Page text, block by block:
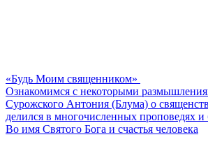
«Будь Моим священником»
Ознакомимся с некоторыми
Сурожского Антония (Блума) о
делился в многочисленных проповедях и
Во имя Святого Бога и счастья человека